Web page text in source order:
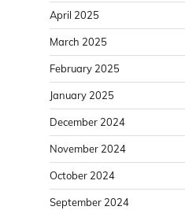
April 2025
March 2025
February 2025
January 2025
December 2024
November 2024
October 2024
September 2024